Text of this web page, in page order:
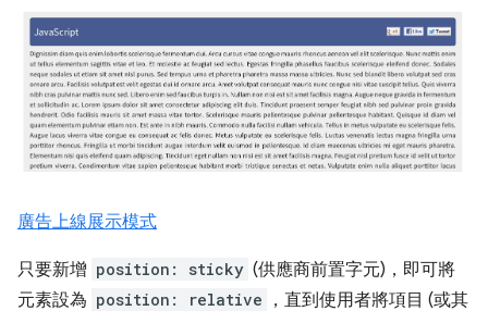
廣告上線展示模式
只要新增 position: sticky (供應商前置字元)，即可將
元素設為 position: relative ，直到使用者將項目 (或其